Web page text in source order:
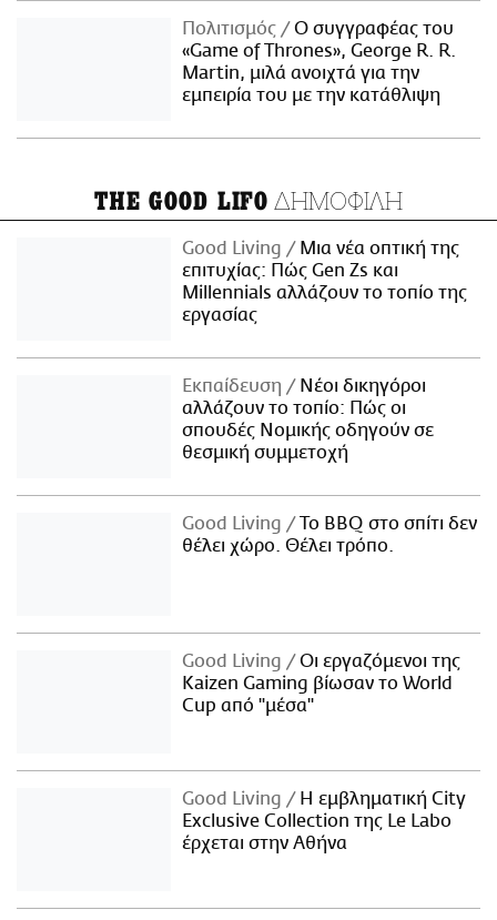
Πολιτισμός
Ο συγγραφέας του
«Game of Thrones», George R. R.
Martin, μιλά ανοιχτά για την
εμπειρία του με την κατάθλιψη
THE GOOD LIFO ΔΗΜΟΦΙΛΗ
Good Living
Μια νέα οπτική της
επιτυχίας: Πώς Gen Zs και
Millennials αλλάζουν το τοπίο της
εργασίας
Εκπαίδευση
Νέοι δικηγόροι
αλλάζουν το τοπίο: Πώς οι
σπουδές Νομικής οδηγούν σε
θεσμική συμμετοχή
Good Living
Το BBQ στο σπίτι δεν
θέλει χώρο. Θέλει τρόπο.
Good Living
Οι εργαζόμενοι της
Kaizen Gaming βίωσαν το World
Cup από "μέσα"
Good Living
Η εμβληματική City
Exclusive Collection της Le Labo
έρχεται στην Αθήνα